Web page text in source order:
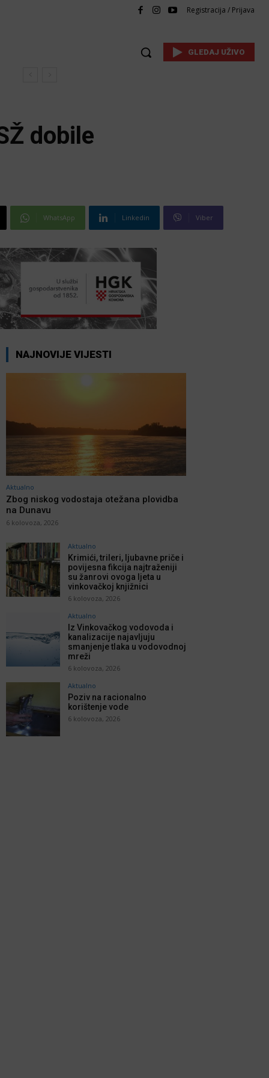
Registracija / Prijava
GLEDAJ UŽIVO
dobile
WhatsApp Linkedin Viber
NAJNOVIJE VIJESTI
Aktualno
Zbog niskog vodostaja otežana plovidba
na Dunavu
6 kolovoza, 2026
Aktualno
Krimići, trileri, ljubavne priče i
povijesna fikcija najtraženiji
su žanrovi ovoga ljeta u
vinkovačkoj knjižnici
6 kolovoza, 2026
Aktualno
Iz Vinkovačkog vodovoda i
kanalizacije najavljuju
smanjenje tlaka u vodovodnoj
mreži
6 kolovoza, 2026
Aktualno
Poziv na racionalno
korištenje vode
6 kolovoza, 2026